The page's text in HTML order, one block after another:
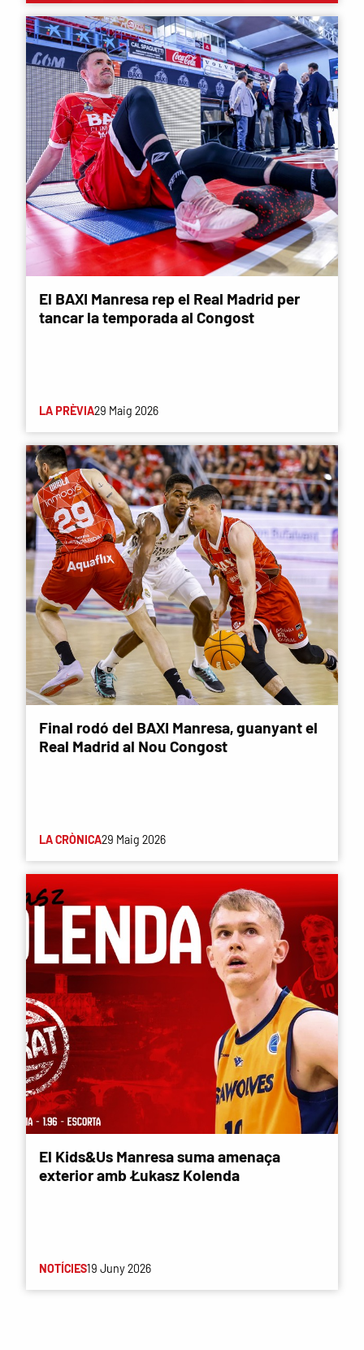
El BAXI Manresa rep el Real Madrid per
tancar la temporada al Congost
LA PRÈVIA29 Maig 2026
Final rodó del BAXI Manresa, guanyant el
Real Madrid al Nou Congost
LA CRÒNICA29 Maig 2026
El Kids&Us Manresa suma amenaça
exterior amb Łukasz Kolenda
NOTÍCIES19 Juny 2026